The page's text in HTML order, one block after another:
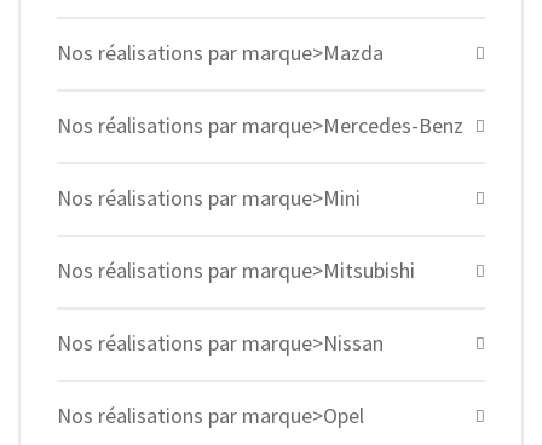
Nos réalisations par marque>Mazda
Nos réalisations par marque>Mercedes-Benz
Nos réalisations par marque>Mini
Nos réalisations par marque>Mitsubishi
Nos réalisations par marque>Nissan
Nos réalisations par marque>Opel